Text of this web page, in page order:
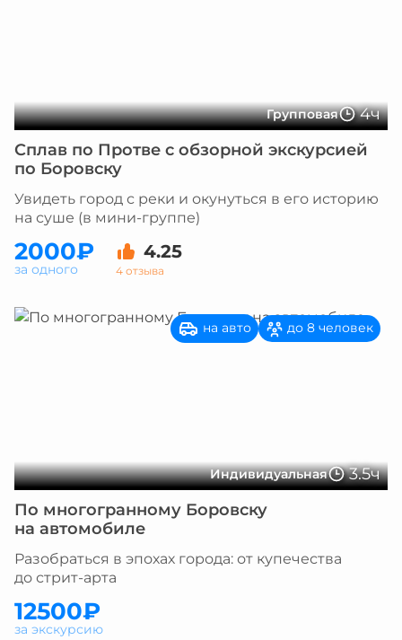
Групповая 4ч
Сплав по Протве с обзорной экскурсией
по Боровску
Увидеть город с реки и окунуться в его историю
на суше (в мини-группе)
2000₽ 4.25
4 отзыва
за одного
Индивидуальная 3.5ч
на авто до 8 человек
По многогранному Боровску
на автомобиле
Разобраться в эпохах города: от купечества
до стрит-арта
12500₽
за экскурсию